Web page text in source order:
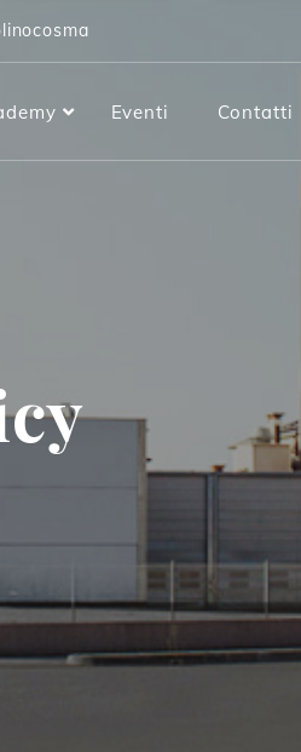
Eventi Contatti